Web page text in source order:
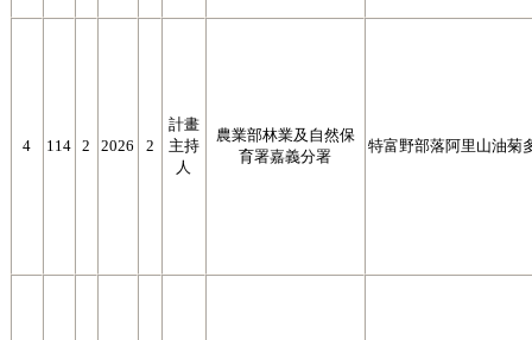
4 114 2 2026 2
計畫
主持
人
農業部林業及自然保
育署嘉義分署
特富野部落阿里山油菊